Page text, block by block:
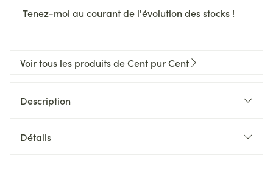
Tenez-moi au courant de l'évolution des stocks !
Voir tous les produits de Cent pur Cent
Description
Détails